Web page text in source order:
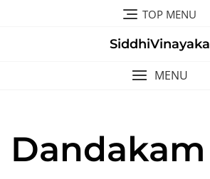
TOP MENU
SiddhiVinayaka
MENU
Dandakam